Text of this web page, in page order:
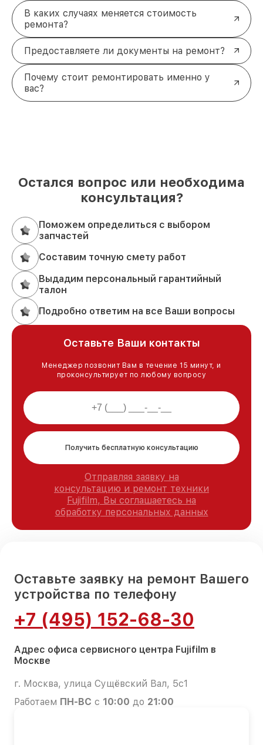
В каких случаях меняется стоимость
ремонта?
Предоставляете ли документы на ремонт?
Почему стоит ремонтировать именно у
вас?
Остался вопрос или необходима
консультация?
Поможем определиться с выбором
запчастей
Составим точную смету работ
Выдадим персональный гарантийный
талон
Подробно ответим на все Ваши вопросы
Оставьте Ваши контакты
Менеджер позвонит Вам в течение 15 минут, и
проконсультирует по любому вопросу
Получить бесплатную консультацию
Отправляя заявку на
консультацию и ремонт техники
Fujifilm, Вы соглашаетесь на
обработку персональных данных
Оставьте заявку на ремонт Вашего
устройства по телефону
+7 (495) 152-68-30
Адрес офиса сервисного центра Fujifilm в
Москве
г. Москва, улица Сущёвский Вал, 5с1
Работаем ПН-ВС с 10:00 до 21:00